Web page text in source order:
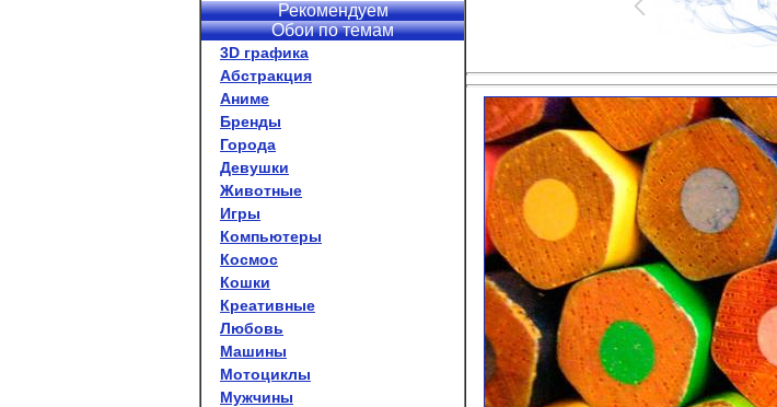
Рекомендуем
Обои по темам
3D графика
Абстракция
Аниме
Бренды
Города
Девушки
Животные
Игры
Компьютеры
Космос
Кошки
Креативные
Любовь
Машины
Мотоциклы
Мужчины